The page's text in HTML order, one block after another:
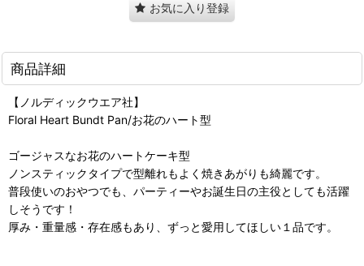
お気に入り登録
商品詳細
【ノルディックウエア社】
Floral Heart Bundt Pan/お花のハート型
ゴージャスなお花のハートケーキ型
ノンスティックタイプで型離れもよく焼きあがりも綺麗です。
普段使いのおやつでも、パーティーやお誕生日の主役としても活躍
しそうです！
厚み・重量感・存在感もあり、ずっと愛用してほしい１品です。